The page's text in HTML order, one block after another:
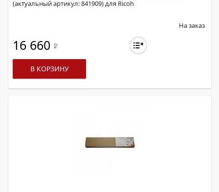
(актуальный артикул: 841909) для Ricoh
На заказ
16 660 Р
В КОРЗИНУ